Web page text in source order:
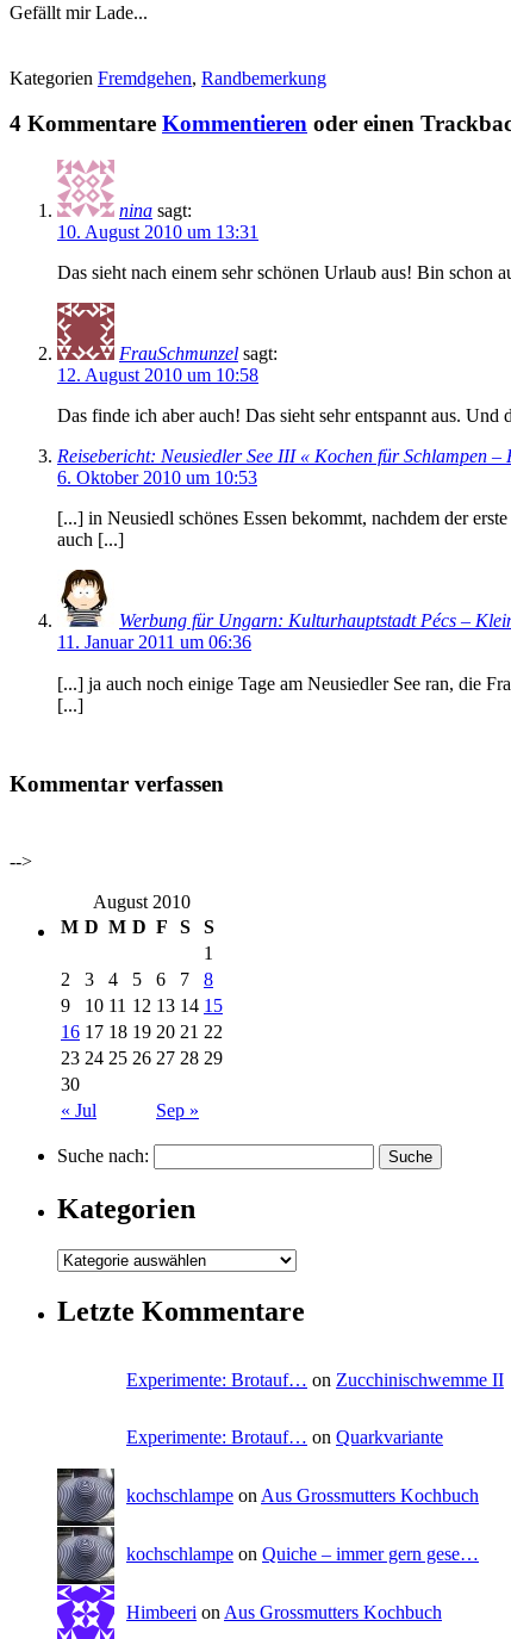
Gefällt mir Lade...
Kategorien Fremdgehen, Randbemerkung
4 Kommentare Kommentieren oder einen
nina sagt:
10. August 2010 um 13:31
Das sieht nach einem sehr schönen Urlaub aus! Bin schon
FrauSchmunzel sagt:
12. August 2010 um 10:58
Das finde ich aber auch! Das sieht sehr entspannt aus.
Reisebericht: Neusiedler See III « Kochen für Schlampen
6. Oktober 2010 um 10:53
[...] in Neusiedl schönes Essen bekommt, nachdem der
auch [...]
Werbung für Ungarn: Kulturhauptstadt Pécs –
11. Januar 2011 um 06:36
[...] ja auch noch einige Tage am Neusiedler See ran, die
[...]
Kommentar verfassen
-->
August 2010
M D M D F S S
« Jul Sep »
1
2
3 4 5 6 7
8
9
10 11 12 13 14 15
16 17 18 19 20 21 22
23 24 25 26 27 28 29
30
Suche nach:
Kategorien
Letzte Kommentare
Experimente: Brotauf… on Zucchinischwemme II
Experimente: Brotauf… on Quarkvariante
kochschlampe on Aus Grossmutters Kochbuch
kochschlampe on Quiche – immer gern gese…
Himbeeri on Aus Grossmutters Kochbuch